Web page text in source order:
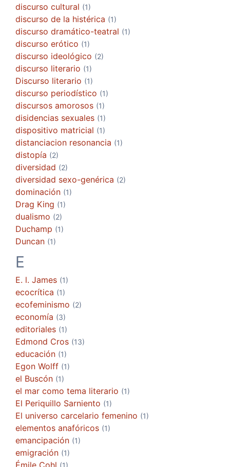
discurso cultural (1)
discurso de la histérica (1)
discurso dramático-teatral (1)
discurso erótico (1)
discurso ideológico (2)
discurso literario (1)
Discurso literario (1)
discurso periodístico (1)
discursos amorosos (1)
disidencias sexuales (1)
dispositivo matricial (1)
distanciacion resonancia (1)
distopía (2)
diversidad (2)
diversidad sexo-genérica (2)
dominación (1)
Drag King (1)
dualismo (2)
Duchamp (1)
Duncan (1)
E
E. l. James (1)
ecocrítica (1)
ecofeminismo (2)
economía (3)
editoriales (1)
Edmond Cros (13)
educación (1)
Egon Wolff (1)
el Buscón (1)
el mar como tema literario (1)
El Periquillo Sarniento (1)
El universo carcelario femenino (1)
elementos anafóricos (1)
emancipación (1)
emigración (1)
Émile Cohl (1)